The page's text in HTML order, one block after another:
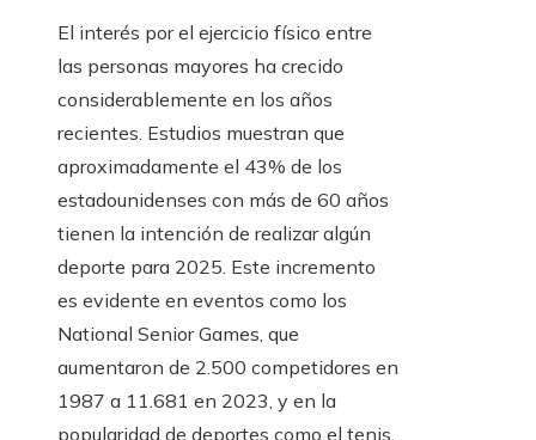
El interés por el ejercicio físico entre
las personas mayores ha crecido
considerablemente en los años
recientes. Estudios muestran que
aproximadamente el 43% de los
estadounidenses con más de 60 años
tienen la intención de realizar algún
deporte para 2025. Este incremento
es evidente en eventos como los
National Senior Games, que
aumentaron de 2.500 competidores en
1987 a 11.681 en 2023, y en la
popularidad de deportes como el tenis,